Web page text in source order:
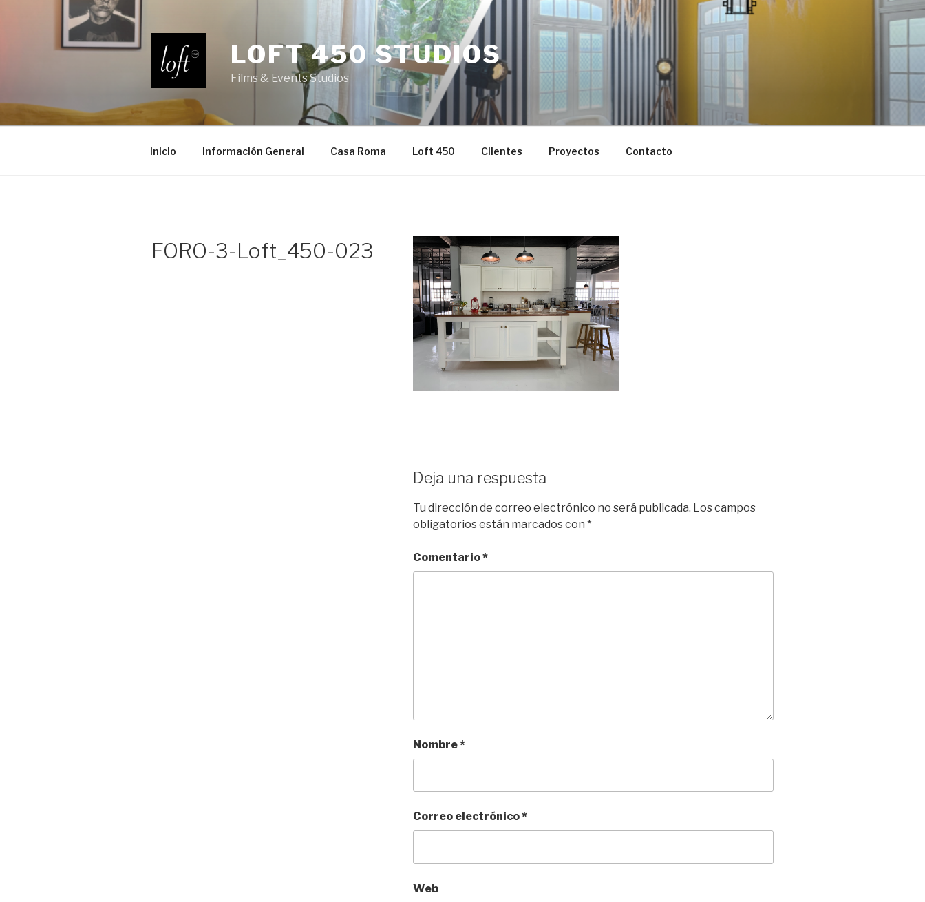
LOFT 450 STUDIOS
Films & Events Studios
Inicio Información General Casa Roma Loft 450 Clientes Proyectos Contacto
FORO-3-Loft_450-023
Deja una respuesta
Tu dirección de correo electrónico no será publicada. Los campos
obligatorios están marcados con *
Comentario*
Nombre*
Correo electrónico*
Web